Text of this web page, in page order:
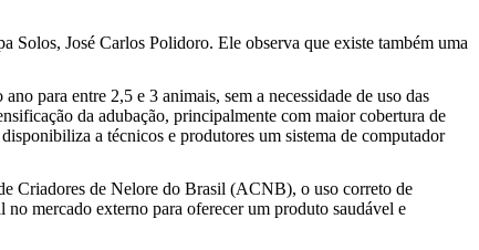
Solos, José Carlos Polidoro. Ele observa que existe também uma
para entre 2,5 e 3 animais, sem a necessidade de uso das
da adubação, principalmente com maior cobertura de
a técnicos e produtores um sistema de computador
Criadores de Nelore do Brasil (ACNB), o uso correto de
mercado externo para oferecer um produto saudável e